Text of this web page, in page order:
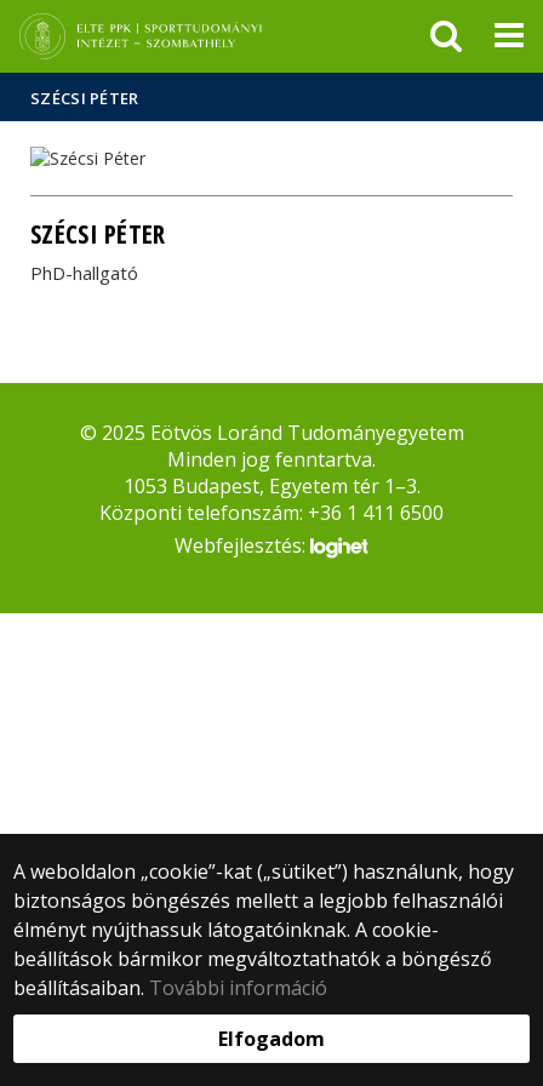
Hírek
Események
ELTE a
sajtóban
SZÉCSI PÉTER
SZÉCSI PÉTER
PhD-hallgató
A weboldalon „cookie”-kat („sütiket”) használunk, hogy
biztonságos böngészés mellett a legjobb felhasználói
élményt nyújthassuk látogatóinknak. A cookie-
beállítások bármikor megváltoztathatók a böngésző
beállításaiban. További információ
Elfogadom
© 2025 Eötvös Loránd Tudományegyetem
Minden jog fenntartva.
1053 Budapest, Egyetem tér 1–3.
Központi telefonszám: +36 1 411 6500
Webfejlesztés: